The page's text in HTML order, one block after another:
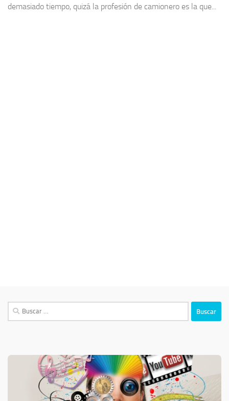
demasiado tiempo, quizá la profesión de camionero es la que...
Buscar: